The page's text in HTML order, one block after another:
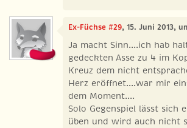
Ex-Füchse #29, 15. Juni 2013,
Ja macht Sinn....ich hab
gedeckten Asse zu 4 im
Kreuz dem nicht
Herz eröffnet....war mir
dem Moment....
Solo Gegenspiel lässt sich
üben und wird auch nicht